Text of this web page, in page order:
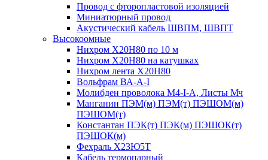
Провод с фторопластовой изоляцией
Миниатюрный провод
Акустический кабель ШВПМ, ШВПТ
Высокоомные
Нихром Х20Н80 по 10 м
Нихром Х20Н80 на катушках
Нихром лента Х20Н80
Вольфрам ВА-А-I
Молибден проволока М4-I-А, Листы Мч
Манганин ПЭМ(м) ПЭМ(т) ПЭШОМ(м)
ПЭШОМ(т)
Константан ПЭК(т) ПЭК(м) ПЭШОК(т)
ПЭШОК(м)
Фехраль Х23Ю5Т
Кабель термопарный